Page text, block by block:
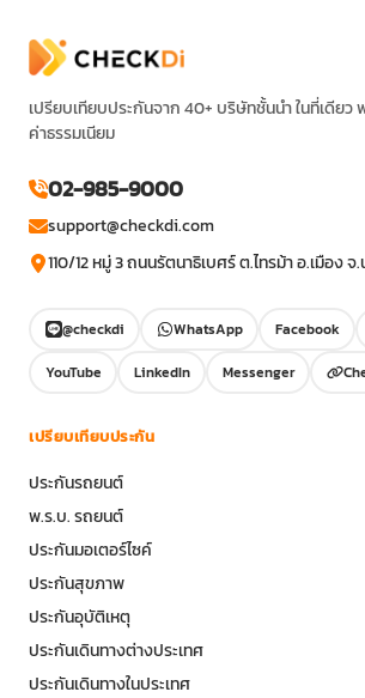
เปรียบเทียบประกันจาก 40+ บริษัทชั้นนำ ในที่เดียว
ค่าธรรมเนียม
02-985-9000
support@checkdi.com
110/12 หมู่ 3 ถนนรัตนาธิเบศร์ ต.ไทรม้า อ.เมือง
@checkdi WhatsApp Facebook
YouTube
LinkedIn Messenger
เปรียบเทียบประกัน
ประกันรถยนต์
พ.ร.บ. รถยนต์
ประกันมอเตอร์ไซค์
ประกันสุขภาพ
ประกันอุบัติเหตุ
ประกันเดินทางต่างประเทศ
ประกันเดินทางในประเทศ